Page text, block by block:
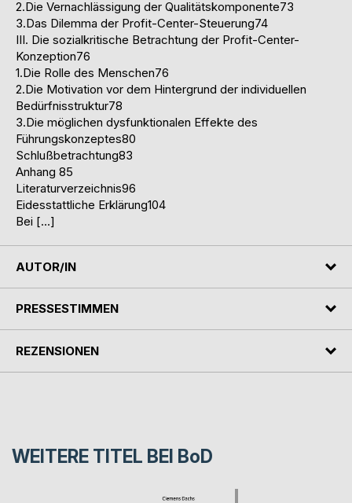
2.Die Vernachlässigung der Qualitätskomponente73
3.Das Dilemma der Profit-Center-Steuerung74
III. Die sozialkritische Betrachtung der Profit-Center-
Konzeption76
1.Die Rolle des Menschen76
2.Die Motivation vor dem Hintergrund der individuellen
Bedürfnisstruktur78
3.Die möglichen dysfunktionalen Effekte des
Führungskonzeptes80
Schlußbetrachtung83
Anhang 85
Literaturverzeichnis96
Eidesstattliche Erklärung104
Bei […]
AUTOR/IN
PRESSESTIMMEN
REZENSIONEN
WEITERE TITEL BEI BoD